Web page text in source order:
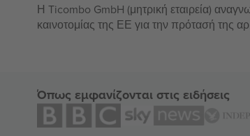
Η Ticombo GmbH (μητρική εταιρεία)
καινοτομίας της ΕΕ για την πρότασή της
Όπως εμφανίζονται στις ειδήσεις